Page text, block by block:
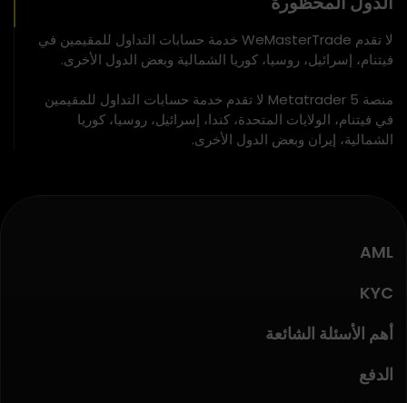
لا تقدم WeMasterTrade خدمة حسابات التداول للمقيمين في
فيتنام، إسرائيل، روسيا، كوريا الشمالية وبعض الدول الأخرى.
منصة Metatrader 5 لا تقدم خدمة حسابات التداول للمقيمين
في فيتنام، الولايات المتحدة، كندا، إسرائيل، روسيا، كوريا
الشمالية، إيران وبعض الدول الأخرى.
AML
KYC
أهم الأسئلة الشائعة
الدفع